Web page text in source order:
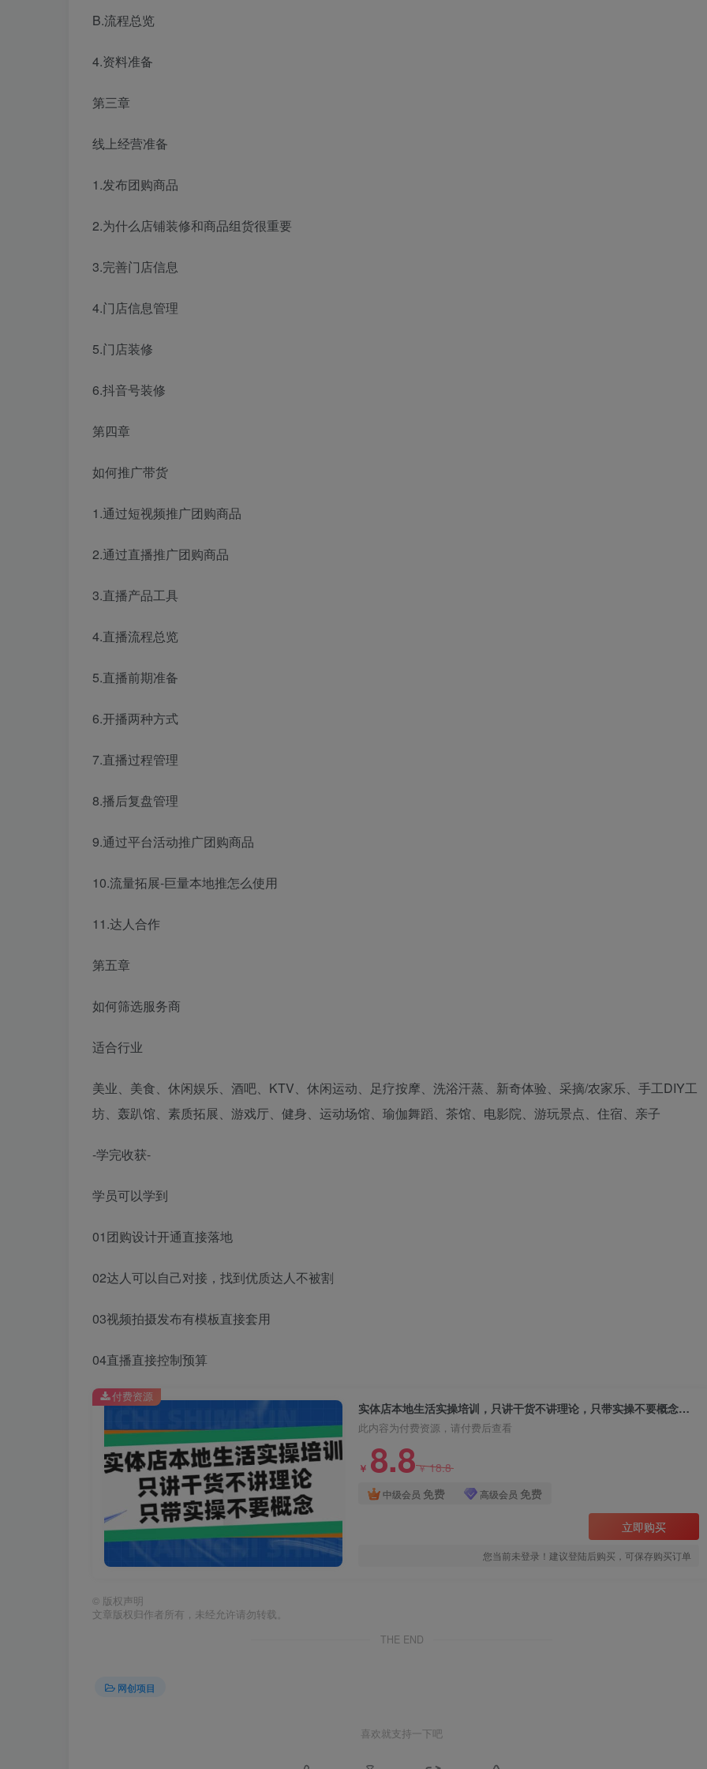
B.流程总览
4.资料准备
第三章
线上经营准备
1.发布团购商品
2.为什么店铺装修和商品组货很重要
3.完善门店信息
4.门店信息管理
5.门店装修
6.抖音号装修
第四章
如何推广带货
1.通过短视频推广团购商品
2.通过直播推广团购商品
3.直播产品工具
4.直播流程总览
5.直播前期准备
6.开播两种方式
7.直播过程管理
8.播后复盘管理
9.通过平台活动推广团购商品
10.流量拓展-巨量本地推怎么使用
11.达人合作
第五章
如何筛选服务商
适合行业
美业、美食、休闲娱乐、酒吧、KTV、休闲运动、足疗按摩、洗浴汗蒸、新奇体验、采摘/农家乐、手工DIY工
坊、轰趴馆、素质拓展、游戏厅、健身、运动场馆、瑜伽舞蹈、茶馆、电影院、游玩景点、住宿、亲子
-学完收获-
学员可以学到
01团购设计开通直接落地
02达人可以自己对接，找到优质达人不被割
03视频拍摄发布有模板直接套用
04直播直接控制预算
实体店本地生活实操培训，只讲干货不讲理论，只带实操不要概念（12节课）
此内容为付费资源，请付费后查看
￥ 8.8￥18.8
中级会员 免费 高级会员 免费
立即购买
您当前未登录！建议登陆后购买，可保存购买订单
付费资源
© 版权声明
文章版权归作者所有，未经允许请勿转载。
THE END
网创项目
喜欢就支持一下吧